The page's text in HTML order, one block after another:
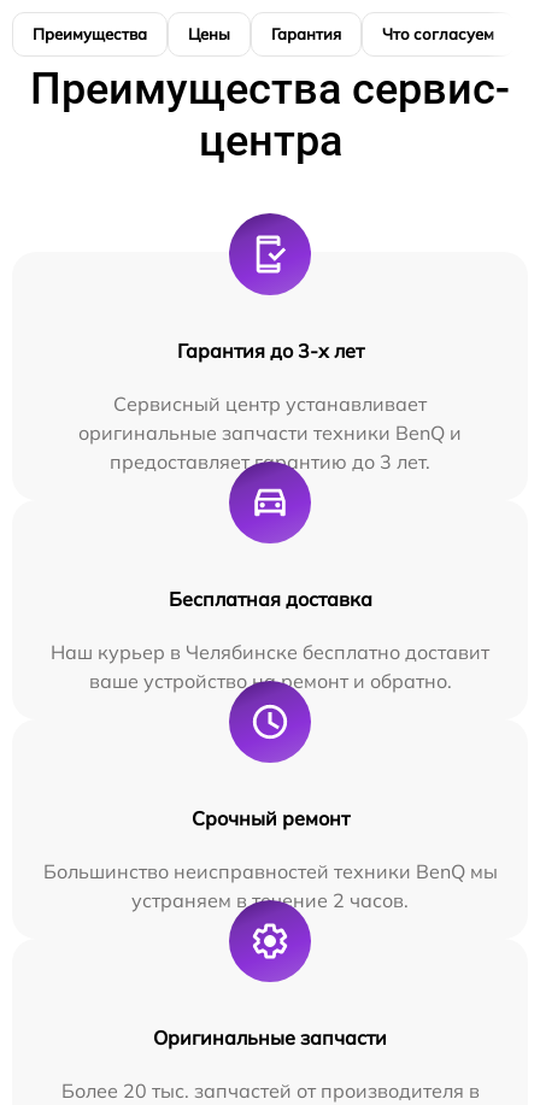
Преимущества Цены Гарантия Что согласуем
Преимущества сервис-
центра
Гарантия до 3-х лет
Сервисный центр устанавливает
оригинальные запчасти техники BenQ и
предоставляет гарантию до 3 лет.
Бесплатная доставка
Наш курьер в Челябинске бесплатно доставит
ваше устройство на ремонт и обратно.
Срочный ремонт
Большинство неисправностей техники BenQ мы
устраняем в течение 2 часов.
Оригинальные запчасти
Более 20 тыс. запчастей от производителя в